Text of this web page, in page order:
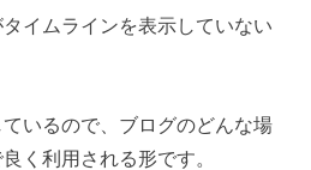
イムラインを表示していない
いるので、ブログのどんな場
く利用される形です。